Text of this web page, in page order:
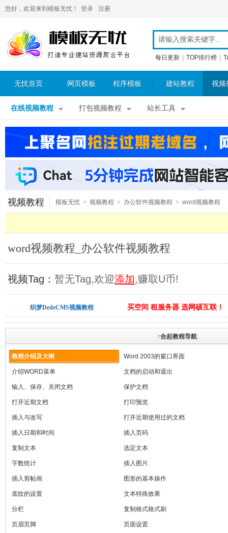
您好，欢迎来到模板无忧！ 登录 注册
每日更新 TOP排行榜
无忧首页 网页模板 程序模板 建站教程 视频
在线视频教程 打包视频教程 站长工具
视频教程 模板无忧 > 视频教程 > 办公软件视频教程 > word视频教程
word视频教程_办公软件视频教程
视频Tag： 暂无Tag,欢迎添加,赚取U币!
织梦DedeCMS视频教程 买空间 租服务器 选网硕互联！
↑合起教程导航
教程介绍及大纲 Word 2003的窗口界面
介绍WORD菜单 文档的启动和退出
输入、保存、关闭文档 保护文档
打开近期文档 打印预览
插入与改写 打开近期使用过的文档
插入日期和时间 插入页码
复制文本 选定文本
字数统计 插入图片.
插入剪帖画 图形的基本操作
底纹的设置 文本特殊效果
分栏 复制格式格式刷
页眉页脚 页面设置